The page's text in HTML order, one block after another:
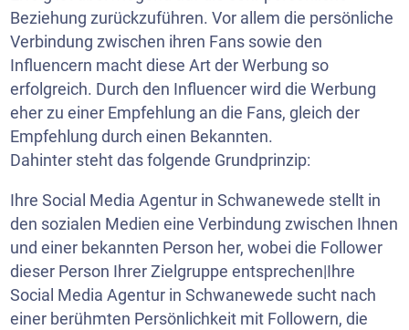
Beziehung zurückzuführen. Vor allem die persönliche
Verbindung zwischen ihren Fans sowie den
Influencern macht diese Art der Werbung so
erfolgreich. Durch den Influencer wird die Werbung
eher zu einer Empfehlung an die Fans, gleich der
Empfehlung durch einen Bekannten.
Dahinter steht das folgende Grundprinzip:
Ihre Social Media Agentur in Schwanewede stellt in
den sozialen Medien eine Verbindung zwischen Ihnen
und einer bekannten Person her, wobei die Follower
dieser Person Ihrer Zielgruppe entsprechen|Ihre
Social Media Agentur in Schwanewede sucht nach
einer berühmten Persönlichkeit mit Followern, die